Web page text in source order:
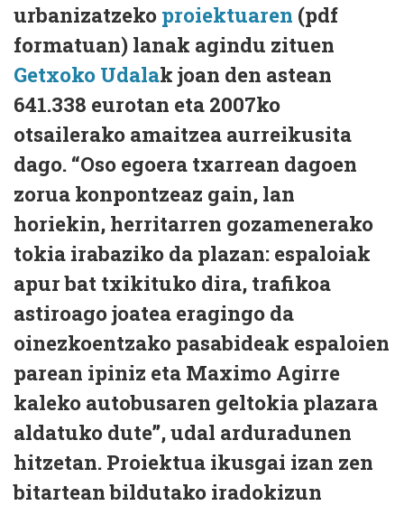
urbanizatzeko proiektuaren (pdf
formatuan) lanak agindu zituen
Getxoko Udalak joan den astean
641.338 eurotan eta 2007ko
otsailerako amaitzea aurreikusita
dago. “Oso egoera txarrean dagoen
zorua konpontzeaz gain, lan
horiekin, herritarren gozamenerako
tokia irabaziko da plazan: espaloiak
apur bat txikituko dira, trafikoa
astiroago joatea eragingo da
oinezkoentzako pasabideak espaloien
parean ipiniz eta Maximo Agirre
kaleko autobusaren geltokia plazara
aldatuko dute”, udal arduradunen
hitzetan. Proiektua ikusgai izan zen
bitartean bildutako iradokizun